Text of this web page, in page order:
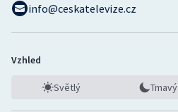
info@ceskatelevize.cz
Vzhled
Světlý Tmavý